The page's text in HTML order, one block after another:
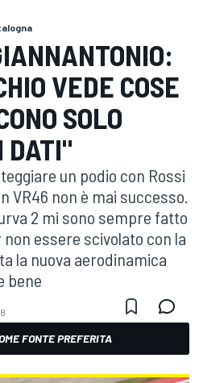
VEDE COSE
SOLO
DATI"
un podio con Rossi
VR46 non è mai successo.
2 mi sono sempre fatto
essere scivolato con la
la nuova aerodinamica
bene
FONTE PREFERITA